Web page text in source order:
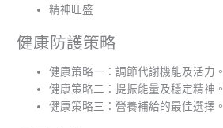
精神旺盛
健康防護策略
健康策略一：調節代謝機能及活力。
健康策略二：提振能量及穩定精神。
健康策略三：營養補給的最佳選擇。